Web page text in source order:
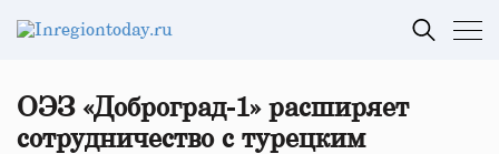
ОЭЗ «Доброград-1» расширяет
сотрудничество с турецким